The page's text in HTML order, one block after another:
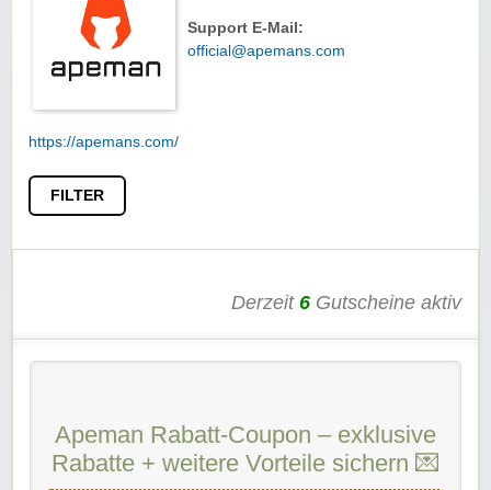
Support E-Mail:
official@apemans.com
https://apemans.com/
FILTER
Derzeit 6 Gutscheine aktiv
Apeman Rabatt-Coupon – exklusive
Rabatte + weitere Vorteile sichern 💌